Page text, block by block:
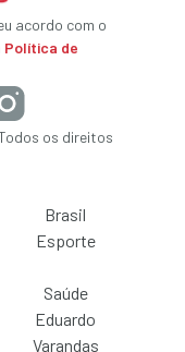
acordo com o
Política de
os direitos
Brasil
Esporte
Saúde
Eduardo
Varandas